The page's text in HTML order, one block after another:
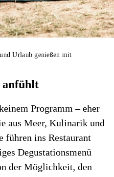
Urlaub genießen mit
anfühlt
Programm – eher
aus Meer, Kulinarik und
führen ins Restaurant
Degustationsmenü
der Möglichkeit, den